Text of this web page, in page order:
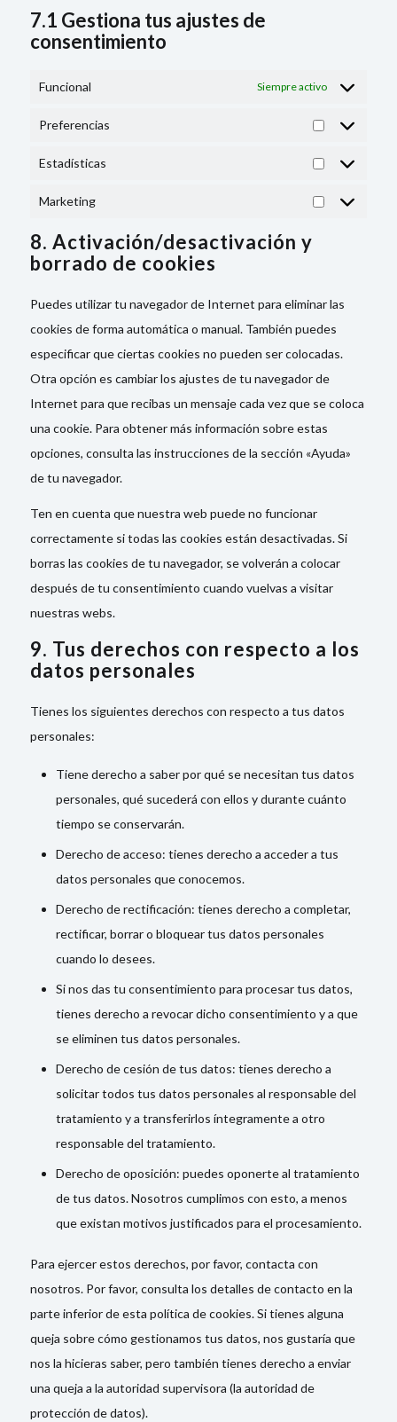
7.1 Gestiona tus ajustes de
consentimiento
Funcional Siempre activo
Preferencias
Estadísticas
Marketing
8. Activación/desactivación y
borrado de cookies
Puedes utilizar tu navegador de Internet para eliminar las
cookies de forma automática o manual. También puedes
especificar que ciertas cookies no pueden ser colocadas.
Otra opción es cambiar los ajustes de tu navegador de
Internet para que recibas un mensaje cada vez que se coloca
una cookie. Para obtener más información sobre estas
opciones, consulta las instrucciones de la sección «Ayuda»
de tu navegador.
Ten en cuenta que nuestra web puede no funcionar
correctamente si todas las cookies están desactivadas. Si
borras las cookies de tu navegador, se volverán a colocar
después de tu consentimiento cuando vuelvas a visitar
nuestras webs.
9. Tus derechos con respecto a los
datos personales
Tienes los siguientes derechos con respecto a tus datos
personales:
Tiene derecho a saber por qué se necesitan tus datos
personales, qué sucederá con ellos y durante cuánto
tiempo se conservarán.
Derecho de acceso: tienes derecho a acceder a tus
datos personales que conocemos.
Derecho de rectificación: tienes derecho a completar,
rectificar, borrar o bloquear tus datos personales
cuando lo desees.
Si nos das tu consentimiento para procesar tus datos,
tienes derecho a revocar dicho consentimiento y a que
se eliminen tus datos personales.
Derecho de cesión de tus datos: tienes derecho a
solicitar todos tus datos personales al responsable del
tratamiento y a transferirlos íntegramente a otro
responsable del tratamiento.
Derecho de oposición: puedes oponerte al tratamiento
de tus datos. Nosotros cumplimos con esto, a menos
que existan motivos justificados para el procesamiento.
Para ejercer estos derechos, por favor, contacta con
nosotros. Por favor, consulta los detalles de contacto en la
parte inferior de esta política de cookies. Si tienes alguna
queja sobre cómo gestionamos tus datos, nos gustaría que
nos la hicieras saber, pero también tienes derecho a enviar
una queja a la autoridad supervisora (la autoridad de
protección de datos).